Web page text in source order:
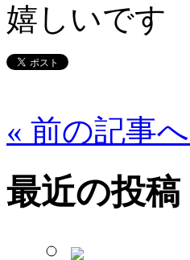
嬉しいです
« 前の記事へ
最近の投稿